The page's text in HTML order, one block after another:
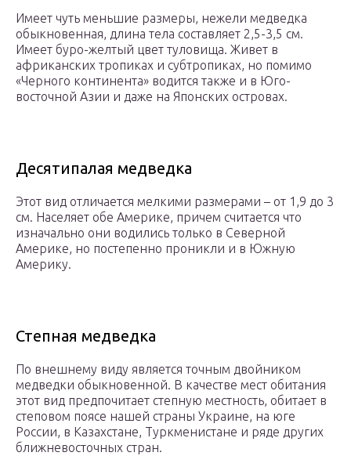
Имеет чуть меньшие размеры, нежели медведка
обыкновенная, длина тела составляет 2,5-3,5 см.
Имеет буро-желтый цвет туловища. Живет в
африканских тропиках и субтропиках, но помимо
«Черного континента» водится также и в Юго-
восточной Азии и даже на Японских островах.
Десятипалая медведка
Этот вид отличается мелкими размерами – от 1,9 до 3
см. Населяет обе Америке, причем считается что
изначально они водились только в Северной
Америке, но постепенно проникли и в Южную
Америку.
Степная медведка
По внешнему виду является точным двойником
медведки обыкновенной. В качестве мест обитания
этот вид предпочитает степную местность, обитает в
степовом поясе нашей страны Украине, на юге
России, в Казахстане, Туркменистане и ряде других
ближневосточных стран.